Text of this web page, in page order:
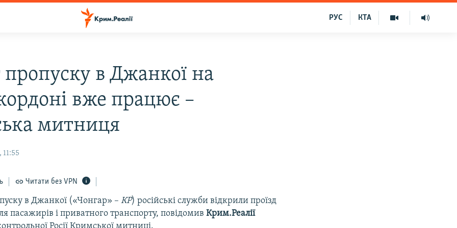
КТА
РУС
в Джанкої на
вже працює –
митниця
Читати без VPN
в Джанкої («Чонгар» –КР) російські служби відкрили проїзд
пасажирів і приватного транспорту, повідомивКрим.Реалії